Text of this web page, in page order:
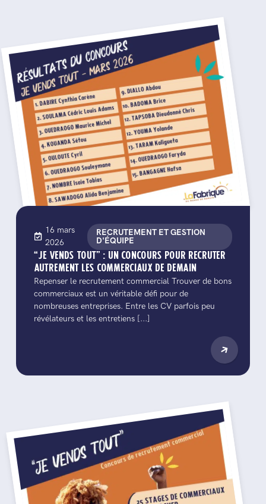
16 mars
2026
RECRUTEMENT ET GESTION
D'ÉQUIPE
“JE VENDS TOUT” : UN CONCOURS POUR RECRUTER
AUTREMENT LES COMMERCIAUX DE DEMAIN
Repenser le recrutement commercial Trouver de bons
commerciaux est un véritable défi pour de
nombreuses entreprises. Entre les CV parfois peu
révélateurs et les entretiens [...]